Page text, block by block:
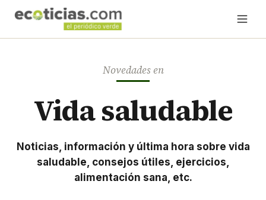
Novedades en
Vida saludable
Noticias, información y última hora sobre vida
saludable, consejos útiles, ejercicios,
alimentación sana, etc.